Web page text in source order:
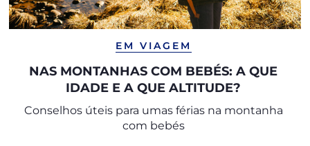
EM VIAGEM
NAS MONTANHAS COM BEBÉS: A QUE
IDADE E A QUE ALTITUDE?
Conselhos úteis para umas férias na montanha
com bebés